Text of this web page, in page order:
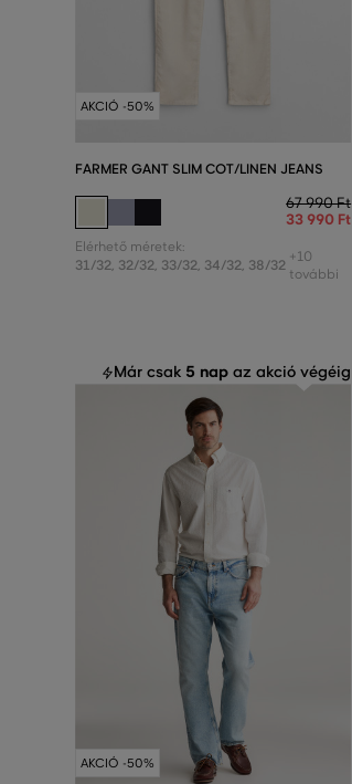
AKCIÓ -50%
FARMER GANT SLIM COT/LINEN JEANS
67 990 Ft
33 990 Ft
Elérhető méretek:
31/32, 32/32, 33/32, 34/32, 38/32 +10
további
Már csak 5 nap az akció végéig
AKCIÓ -50%